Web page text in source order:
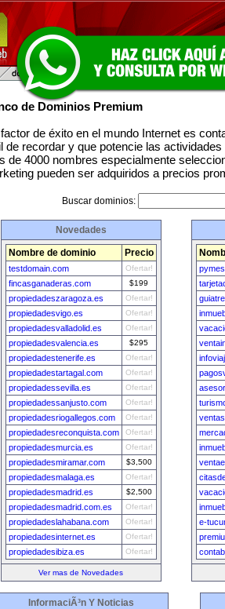
de Dominios Premium
de éxito en el mundo Internet es
de recordar y que potencie las
de 4000 nombres especialmente
pueden ser adquiridos a precios
Buscar dominios:
Novedades
Nombre de dominio Precio
testdomain.com Ofertar!
fincasganaderas.com $199
propiedadeszaragoza.es Ofertar!
propiedadesvigo.es Ofertar!
propiedadesvalladolid.es Ofertar!
propiedadesvalencia.es $295
propiedadestenerife.es Ofertar!
propiedadestartagal.com Ofertar!
propiedadessevilla.es Ofertar!
propiedadessanjusto.com Ofertar!
propiedadesriogallegos.com Ofertar!
propiedadesreconquista.com Ofertar!
propiedadesmurcia.es Ofertar!
propiedadesmiramar.com $3,500
propiedadesmalaga.es Ofertar!
propiedadesmadrid.es $2,500
propiedadesmadrid.com.es Ofertar!
propiedadeslahabana.com Ofertar!
propiedadesinternet.es Ofertar!
propiedadesibiza.es Ofertar!
Ver mas de Novedades
e-
InformaciÃ³n Y Noticias